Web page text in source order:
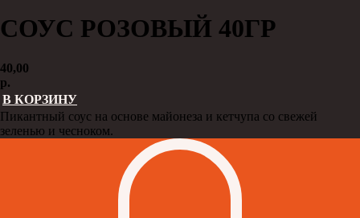
СОУС РОЗОВЫЙ 40ГР
40,00
р.
В КОРЗИНУ
Пикантный соус на основе майонеза и кетчупа со свежей
зеленью и чесноком.